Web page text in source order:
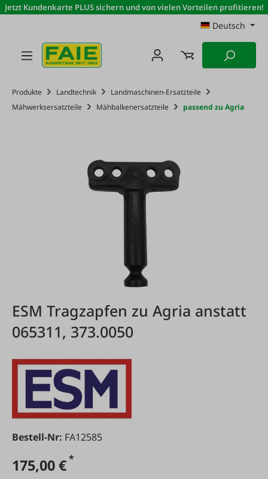
Zum Hauptinhalt springen
Jetzt Kundenkarte PLUS sichern und von vielen Vorteilen profitieren!
Deutsch
Produkte Landtechnik
Landmaschinen-Ersatzteile
Mähwerksersatzteile
Mähbalkenersatzteile passend zu Agria
ESM Tragzapfen zu Agria anstatt
065311, 373.0050
Bestell-Nr: FA12585
175,00 €*